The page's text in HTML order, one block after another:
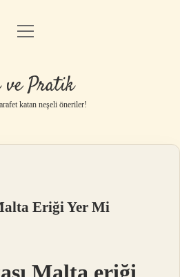
Anasayfa
Yasal Uyarı
menüyü
ve Pratik
katan neşeli öneriler!
Eriği Yer Mi